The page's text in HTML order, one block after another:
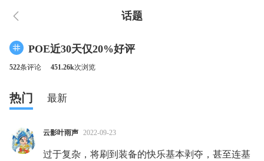
话题
POE近30天仅20%好评
522条评论 451.26k次浏览
热门 最新
云影叶雨声 2022-09-23
过于复杂，将刷到装备的快乐基本剥夺，甚至连基